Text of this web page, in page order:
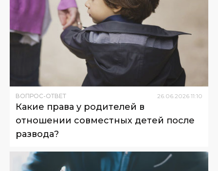
ВОПРОС-ОТВЕТ 26.06.2026 11:10
Какие права у родителей в
отношении совместных детей после
развода?